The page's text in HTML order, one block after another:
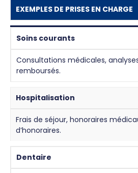
EXEMPLES DE PRISES EN CHARGE
Soins courants
Consultations médicales,
remboursés.
Hospitalisation
Frais de séjour, honoraires
d’honoraires.
Dentaire